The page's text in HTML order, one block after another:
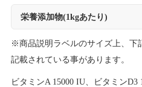
栄養添加物(1kgあたり)
※商品説明ラベルのサイズ上、下
記載されている事があります。
ビタミンA 15000 IU、ビタミン